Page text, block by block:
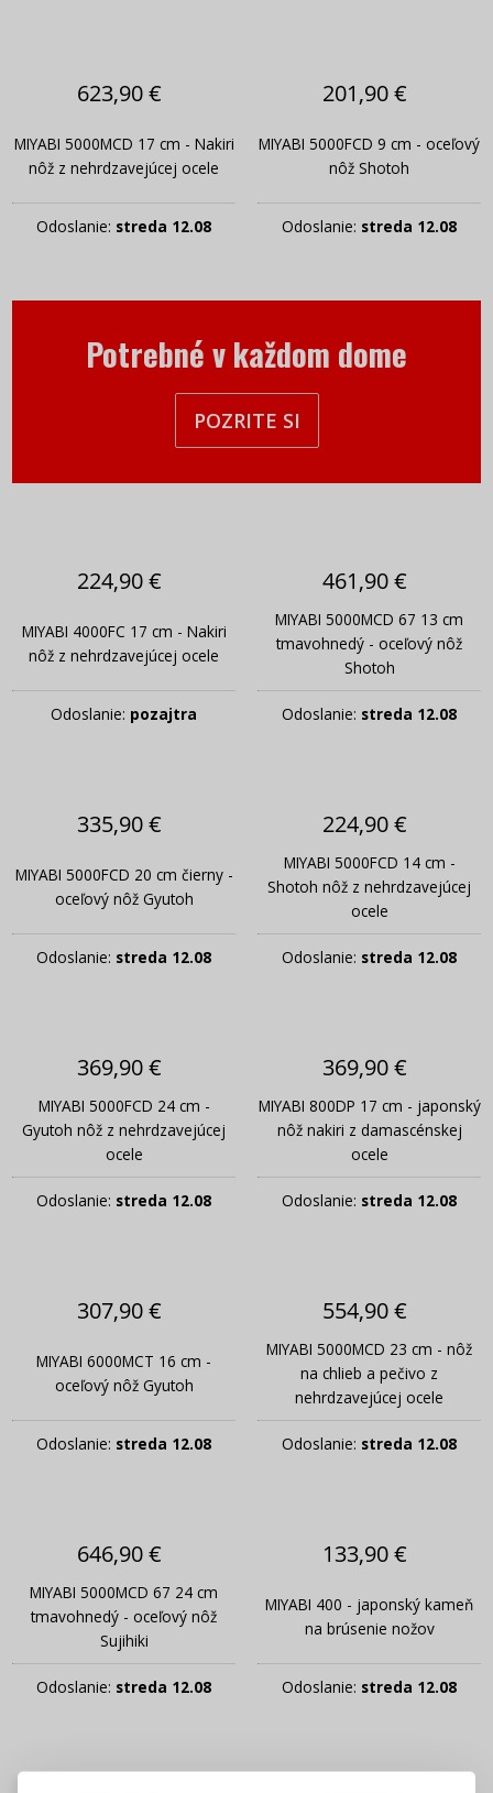
623,90 €
MIYABI 5000MCD 17 cm - Nakiri
nôž z nehrdzavejúcej ocele
Odoslanie: streda 12.08
201,90 €
MIYABI 5000FCD 9 cm - oceľový
nôž Shotoh
Odoslanie: streda 12.08
Potrebné v každom dome
POZRITE SI
224,90 €
MIYABI 4000FC 17 cm - Nakiri
nôž z nehrdzavejúcej ocele
Odoslanie: pozajtra
461,90 €
MIYABI 5000MCD 67 13 cm
tmavohnedý - oceľový nôž
Shotoh
Odoslanie: streda 12.08
335,90 €
MIYABI 5000FCD 20 cm čierny -
oceľový nôž Gyutoh
Odoslanie: streda 12.08
224,90 €
MIYABI 5000FCD 14 cm -
Shotoh nôž z nehrdzavejúcej
ocele
Odoslanie: streda 12.08
369,90 €
MIYABI 5000FCD 24 cm -
Gyutoh nôž z nehrdzavejúcej
ocele
Odoslanie: streda 12.08
369,90 €
MIYABI 800DP 17 cm - japonský
nôž nakiri z damascénskej
ocele
Odoslanie: streda 12.08
307,90 €
MIYABI 6000MCT 16 cm -
oceľový nôž Gyutoh
Odoslanie: streda 12.08
554,90 €
MIYABI 5000MCD 23 cm - nôž
na chlieb a pečivo z
nehrdzavejúcej ocele
Odoslanie: streda 12.08
646,90 €
MIYABI 5000MCD 67 24 cm
tmavohnedý - oceľový nôž
Sujihiki
Odoslanie: streda 12.08
133,90 €
MIYABI 400 - japonský kameň
na brúsenie nožov
Odoslanie: streda 12.08